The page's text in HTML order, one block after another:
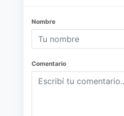
Nombre
Comentario